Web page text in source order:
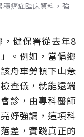
積癌症臨床資料，強
健保署從去年8
。例如，當偏鄉
舟車勞頓下山急
查儀，就能遠端
診，由專科醫師
妤強調，這項科
差，實踐真正的